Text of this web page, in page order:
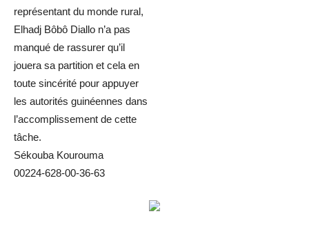
représentant du monde rural,
Elhadj Bôbô Diallo n’a pas
manqué de rassurer qu’il
jouera sa partition et cela en
toute sincérité pour appuyer
les autorités guinéennes dans
l’accomplissement de cette
tâche.
Sékouba Kourouma
00224-628-00-36-63